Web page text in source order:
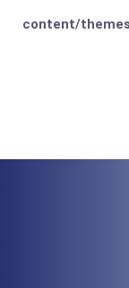
content/